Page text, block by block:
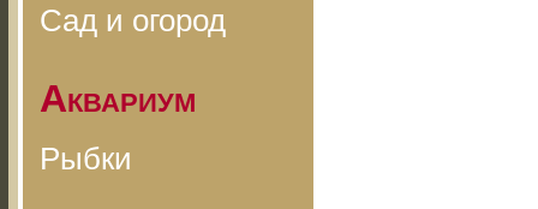
Сад и огород
Аквариум
Рыбки